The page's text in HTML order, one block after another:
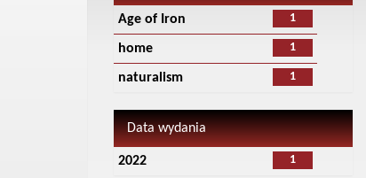
1
Age of Iron
1
home
1
naturalism
Data wydania
1
2022